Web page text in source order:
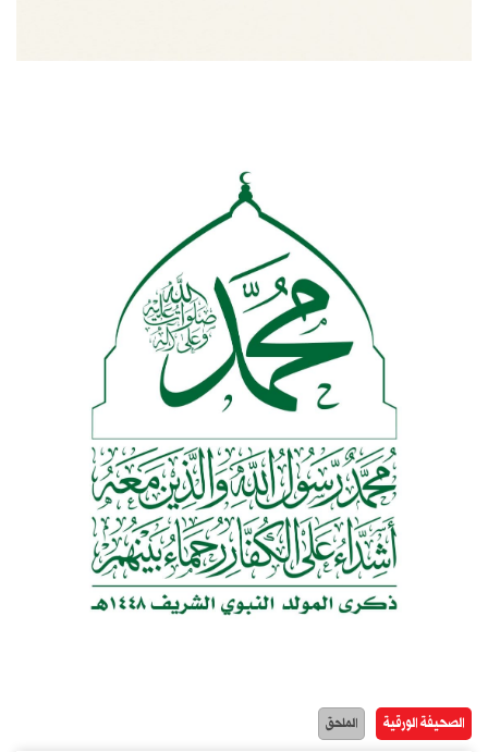
الصحيفة الورقية الملحق